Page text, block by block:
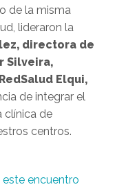
de la misma
lideraron la
directora de
Silveira,
Elqui,
de integrar el
clínica de
centros.
este encuentro